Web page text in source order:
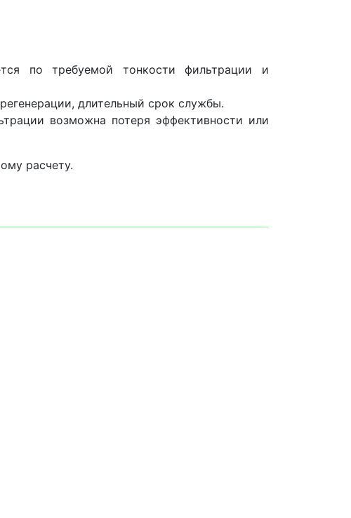
по требуемой тонкости фильтрации и
длительный срок службы.
возможна потеря эффективности или
расчету.